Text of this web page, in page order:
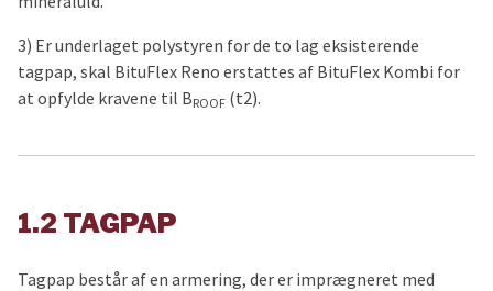
3) Er underlaget polystyren for de to lag eksisterende
tagpap, skal BituFlex Reno erstattes af BituFlex Kombi for
at opfylde kravene til BROOF (t2).
1.2 TAGPAP
Tagpap består af en armering, der er imprægneret med